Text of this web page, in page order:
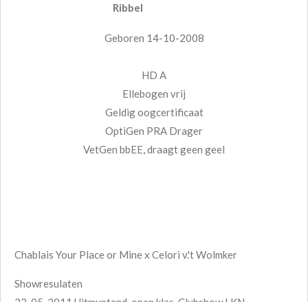
Ribbel
Geboren 14-10-2008
HD A
Ellebogen vrij
Geldig oogcertificaat
OptiGen PRA Drager
VetGen bbEE, draagt geen geel
Chablais Your Place or Mine x Celori v.'t Wolmker
Showresulaten